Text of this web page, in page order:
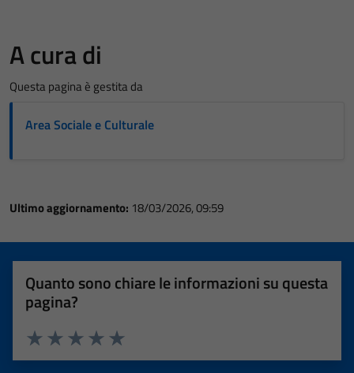
A cura di
Questa pagina è gestita da
Area Sociale e Culturale
Ultimo aggiornamento: 18/03/2026, 09:59
Quanto sono chiare le informazioni su questa
pagina?
Valuta 5 stelle su 5
Valuta 4 stelle su 5
Valuta 3 stelle su 5
Valuta 2 stelle su 5
Valuta 1 stelle su 5